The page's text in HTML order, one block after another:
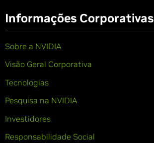
Informações Corporativas
Sobre a NVIDIA
Visão Geral Corporativa
Tecnologias
Pesquisa na NVIDIA
Investidores
Responsabilidade Social